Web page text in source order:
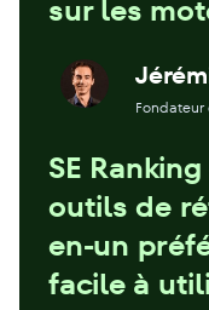
sur les
SE
outils de
en-un
facile à